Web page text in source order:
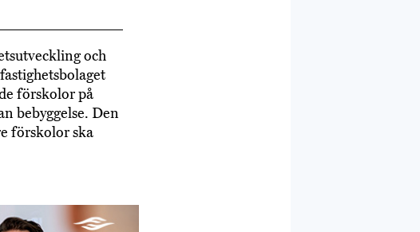
och
förskolor på
bebyggelse. Den
förskolor ska